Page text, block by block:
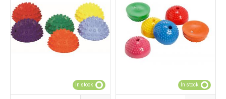
In stock In stock